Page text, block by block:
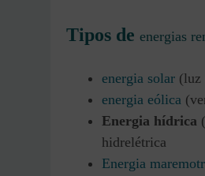
Tipos de energias
energia solar (luz
energia eólica
Energia hídrica
hidrelétrica
Energia